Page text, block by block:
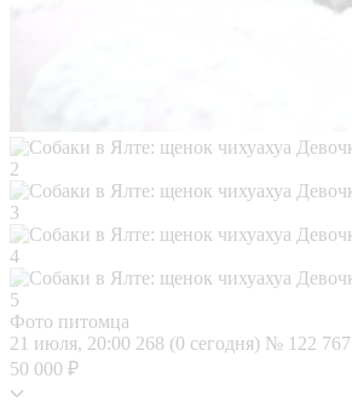
Фото питомца
21 июля, 20:00 268 (0 сегодня) № 122 767
50 000 ₽